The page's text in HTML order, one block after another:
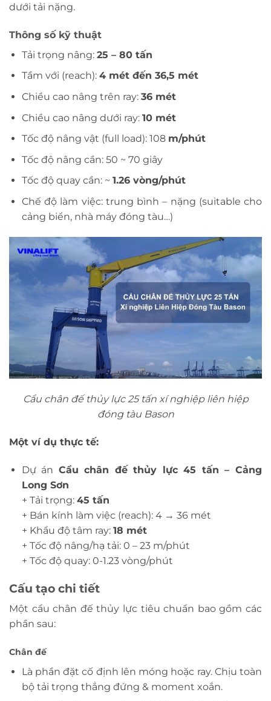
dưới tải nặng.
Thông số kỹ thuật
Tải trọng nâng: 25 – 80 tấn
Tầm với (reach): 4 mét đến 36,5 mét
Chiều cao nâng trên ray: 36 mét
Chiều cao nâng dưới ray: 10 mét
Tốc độ nâng vật (full load): 108 m/phút
Tốc độ nâng cần: 50 ~ 70 giây
Tốc độ quay cần: ~ 1.26 vòng/phút
Chế độ làm việc: trung bình – nặng (suitable cho
cảng biển, nhà máy đóng tàu…)
Cẩu chân đế thủy lực 25 tấn xí nghiệp liên hiệp
đóng tàu Bason
Một ví dụ thực tế:
Dự án Cẩu chân đế thủy lực 45 tấn – Cảng
Long Sơn
+ Tải trọng: 45 tấn
+ Bán kính làm việc (reach): 4 → 36 mét
+ Khẩu độ tâm ray: 18 mét
+ Tốc độ nâng/hạ tải: 0 – 23 m/phút
+ Tốc độ quay: 0-1.23 vòng/phút
Cấu tạo chi tiết
Một cẩu chân đế thủy lực tiêu chuẩn bao gồm các
phần sau:
Chân đế
Là phần đặt cố định lên móng hoặc ray. Chịu toàn
bộ tải trọng thẳng đứng & moment xoắn.